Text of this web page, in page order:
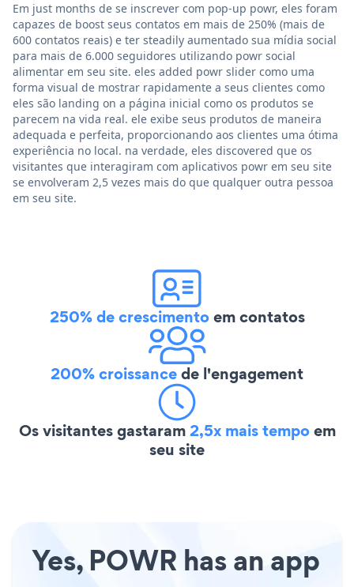
Em just months de se inscrever com pop-up powr, eles foram
capazes de boost seus contatos em mais de 250% (mais de
600 contatos reais) e ter steadily aumentado sua mídia social
para mais de 6.000 seguidores utilizando powr social
alimentar em seu site. eles added powr slider como uma
forma visual de mostrar rapidamente a seus clientes como
eles são landing on a página inicial como os produtos se
parecem na vida real. ele exibe seus produtos de maneira
adequada e perfeita, proporcionando aos clientes uma ótima
experiência no local. na verdade, eles discovered que os
visitantes que interagiram com aplicativos powr em seu site
se envolveram 2,5 vezes mais do que qualquer outra pessoa
em seu site.
250% de crescimentoem contatos
200% croissancede l'engagement
Os visitantes gastaram2,5x mais tempoem
seu site
Yes, POWR has an app